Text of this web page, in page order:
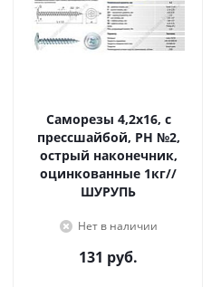
Саморезы 4,2х16, с
прессшайбой, PH №2,
острый наконечник,
оцинкованные 1кг//
ШУРУПЬ
Нет в наличии
131 руб.